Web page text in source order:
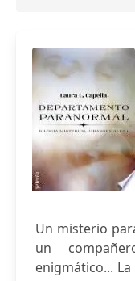
Un misterio
un
enigmático...